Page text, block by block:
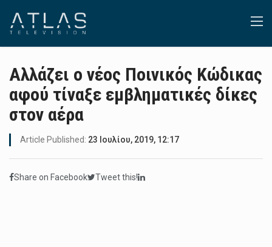
Αλλάζει ο νέος Ποινικός Κώδικας
αφού τίναξε εμβληματικές δίκες
στον αέρα
Article Published: 23 Ιουλίου, 2019, 12:17
Share on Facebook Tweet this!